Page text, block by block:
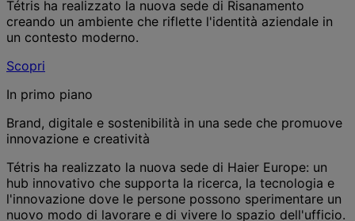
Tétris ha realizzato la nuova sede di Risanamento
creando un ambiente che riflette l'identità aziendale in
un contesto moderno.
Scopri
In primo piano
Brand, digitale e sostenibilità in una sede che promuove
innovazione e creatività
Tétris ha realizzato la nuova sede di Haier Europe: un
hub innovativo che supporta la ricerca, la tecnologia e
l'innovazione dove le persone possono sperimentare un
nuovo modo di lavorare e di vivere lo spazio dell'ufficio.